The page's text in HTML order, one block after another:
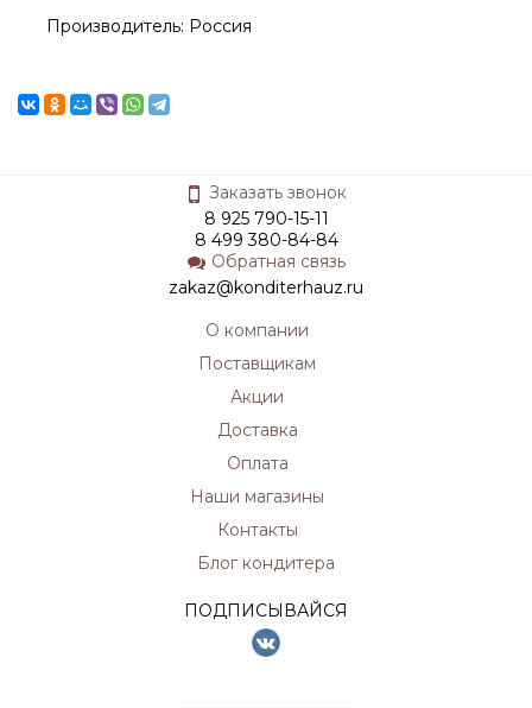
Производитель: Россия
Заказать звонок
8 925 790-15-11
8 499 380-84-84
Обратная связь
zakaz@konditerhauz.ru
О компании
Поставщикам
Акции
Доставка
Оплата
Наши магазины
Контакты
Блог кондитера
ПОДПИСЫВАЙСЯ